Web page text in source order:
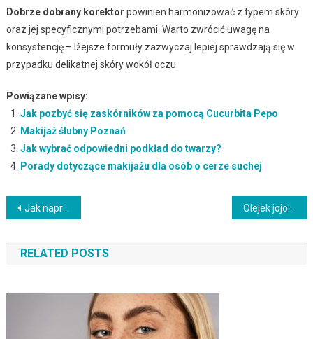
Dobrze dobrany korektor powinien harmonizować z typem skóry
oraz jej specyficznymi potrzebami. Warto zwrócić uwagę na
konsystencję – lżejsze formuły zazwyczaj lepiej sprawdzają się w
przypadku delikatnej skóry wokół oczu.
Powiązane wpisy:
Jak pozbyć się zaskórników za pomocą Cucurbita Pepo
Makijaż ślubny Poznań
Jak wybrać odpowiedni podkład do twarzy?
Porady dotyczące makijażu dla osób o cerze suchej
Nawigacja
wpisu
Jak naprawić pokruszony cień do powiek: praktyczny przewodnik
RELATED POSTS